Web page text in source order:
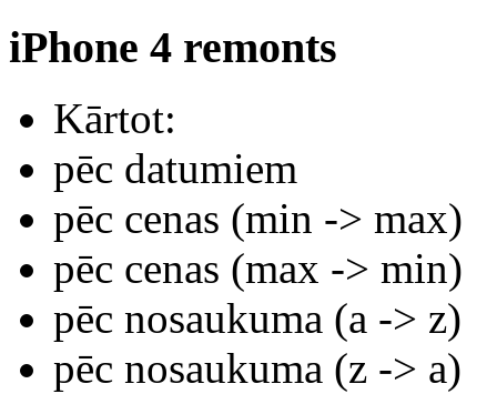
iPhone 4 remonts
Kārtot:
pēc datumiem
pēc cenas (min -> max)
pēc cenas (max -> min)
pēc nosaukuma (а -> z)
pēc nosaukuma (z -> а)